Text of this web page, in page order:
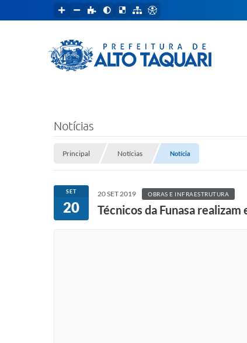
Notícias
Principal Notícias Notícia
SET
20
20 SET 2019 OBRAS E INFRAESTRUTURA
Técnicos da Funasa